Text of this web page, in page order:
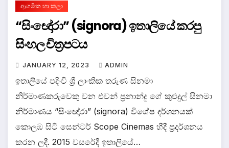
ආගමික හා කලා
“සිංඥෝරා” (signora) ඉතාලියේ කරපු
සිංහල චිත්‍රපටය
JANUARY 12, 2023 ADMIN
ඉතාලියේ පදිංචි ශ්‍රී ලාංකික තරුණ සිනමා
නිර්මාණකරුවෙකු වන එවන් ප්‍රනාන්දු ගේ කුළුදුල් සිනමා
නිර්මාණය “සිංඥෝරා” (signora) විශේෂ දර්ශනයක්
කොලඹ සිටි සෙන්ටර් Scope Cinemas හීදී ප්‍රදර්ශනය
කරන ලදී. 2015 වසරේදී ඉතාලියේ…